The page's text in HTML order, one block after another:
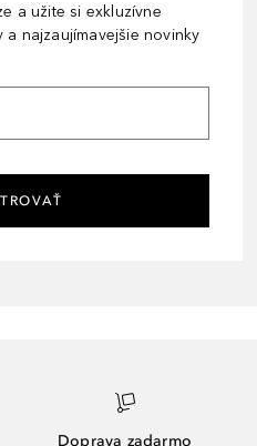
a užite si exkluzívne
najzaujímavejšie novinky
Doprava zadarmo